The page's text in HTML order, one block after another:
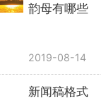
韵母有哪些
2019-08-14
新闻稿格式